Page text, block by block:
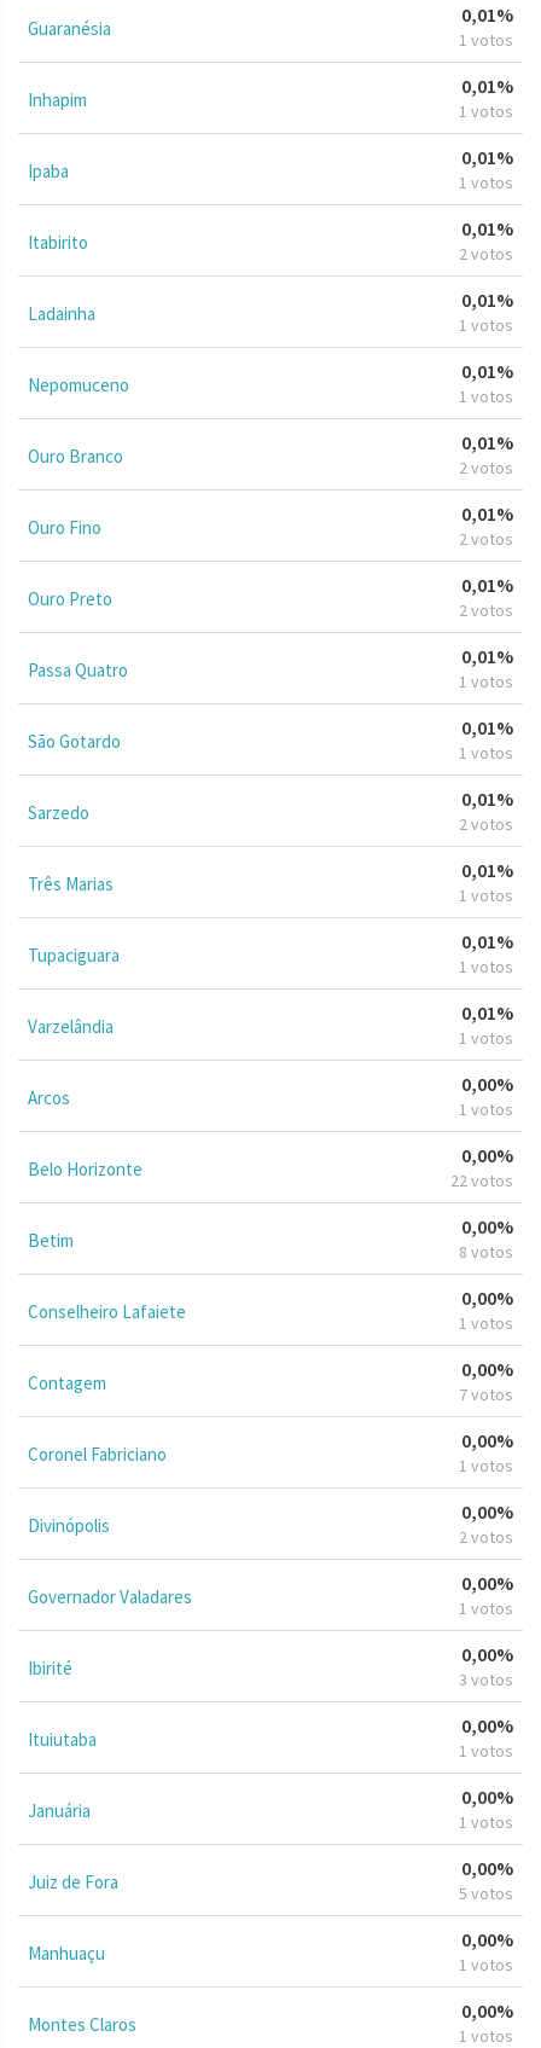
Guaranésia
0,01%
1 votos
Inhapim
0,01%
1 votos
Ipaba
0,01%
1 votos
Itabirito
0,01%
2 votos
Ladainha
0,01%
1 votos
Nepomuceno
0,01%
1 votos
Ouro Branco
0,01%
2 votos
Ouro Fino
0,01%
2 votos
Ouro Preto
0,01%
2 votos
Passa Quatro
0,01%
1 votos
São Gotardo
0,01%
1 votos
Sarzedo
0,01%
2 votos
Três Marias
0,01%
1 votos
Tupaciguara
0,01%
1 votos
Varzelândia
0,01%
1 votos
Arcos
0,00%
1 votos
Belo Horizonte
0,00%
22 votos
Betim
0,00%
8 votos
Conselheiro Lafaiete
0,00%
1 votos
Contagem
0,00%
7 votos
Coronel Fabriciano
0,00%
1 votos
Divinópolis
0,00%
2 votos
Governador Valadares
0,00%
1 votos
Ibirité
0,00%
3 votos
Ituiutaba
0,00%
1 votos
Januária
0,00%
1 votos
Juiz de Fora
0,00%
5 votos
Manhuaçu
0,00%
1 votos
Montes Claros
0,00%
1 votos